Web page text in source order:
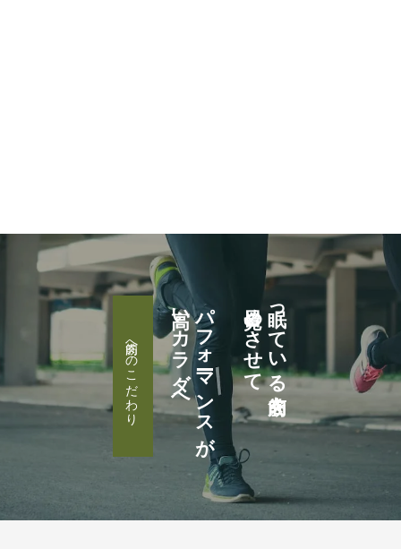
眠っている筋肉を
目覚めさせて
パフォーマンスが
高いカラダへ
筋肉へのこだわり